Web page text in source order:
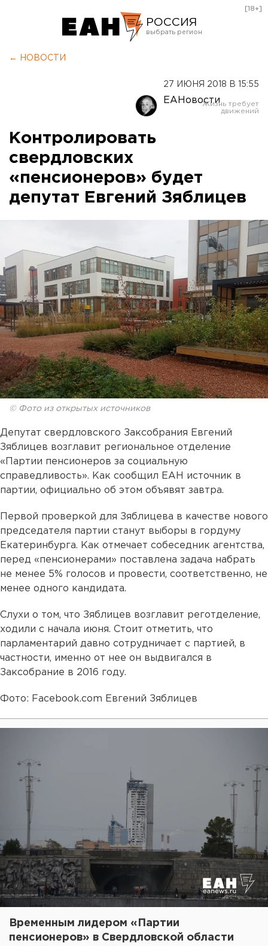
РОССИЯ
Оренбург
[18+]
← НОВОСТИ
27 ИЮНЯ 2018 В 15:55
ЕАНовости
Контролировать
свердловских
«пенсионеров» будет
депутат Евгений Зяблицев
© Фото из открытых источников
Депутат свердловского Заксобрания Евгений
Зяблицев возглавит региональное отделение
«Партии пенсионеров за социальную
справедливость». Как сообщил ЕАН источник в
партии, официально об этом объявят завтра.
Первой проверкой для Зяблицева в качестве нового
председателя партии станут выборы в гордуму
Екатеринбурга. Как отмечает собеседник агентства,
перед «пенсионерами» поставлена задача набрать
не менее 5% голосов и провести, соответственно, не
менее одного кандидата.
Слухи о том, что Зяблицев возглавит реготделение,
ходили с начала июня. Стоит отметить, что
парламентарий давно сотрудничает с партией, в
частности, именно от нее он выдвигался в
Заксобрание в 2016 году.
Фото: Facebook.com Евгений Зяблицев
Временным лидером «Партии
пенсионеров» в Свердловской области